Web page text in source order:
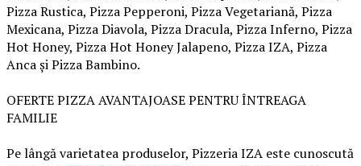
Pizza Rustica, Pizza Pepperoni, Pizza Vegetariană, Pizza
Mexicana, Pizza Diavola, Pizza Dracula, Pizza Inferno, Pizza
Hot Honey, Pizza Hot Honey Jalapeno, Pizza IZA, Pizza
Anca și Pizza Bambino.
OFERTE PIZZA AVANTAJOASE PENTRU ÎNTREAGA
FAMILIE
Pe lângă varietatea produselor, Pizzeria IZA este cunoscută